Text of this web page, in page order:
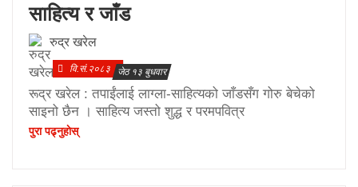
साहित्य र जाँड
रुद्र खरेल
वि.सं.२०८३ जेठ १३ बुधवार
रूद्र खरेल : तपाईंलाई लाग्ला-साहित्यको जाँडसँग गोरु बेचेको
साइनो छैन । साहित्य जस्तो शुद्ध र परमपवित्र
पुरा पढ्नुहाेस्